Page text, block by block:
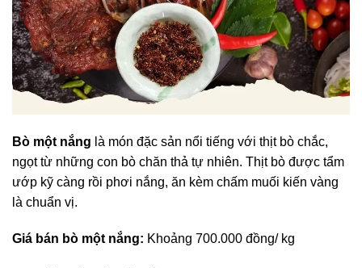
Bò một nắng là món đặc sản nổi tiếng với thịt bò chắc,
ngọt từ những con bò chăn thả tự nhiên. Thịt bò được tẩm
ướp kỹ càng rồi phơi nắng, ăn kèm chấm muối kiến vàng
là chuẩn vị.
Giá bán bò một nắng: Khoảng 700.000 đồng/ kg